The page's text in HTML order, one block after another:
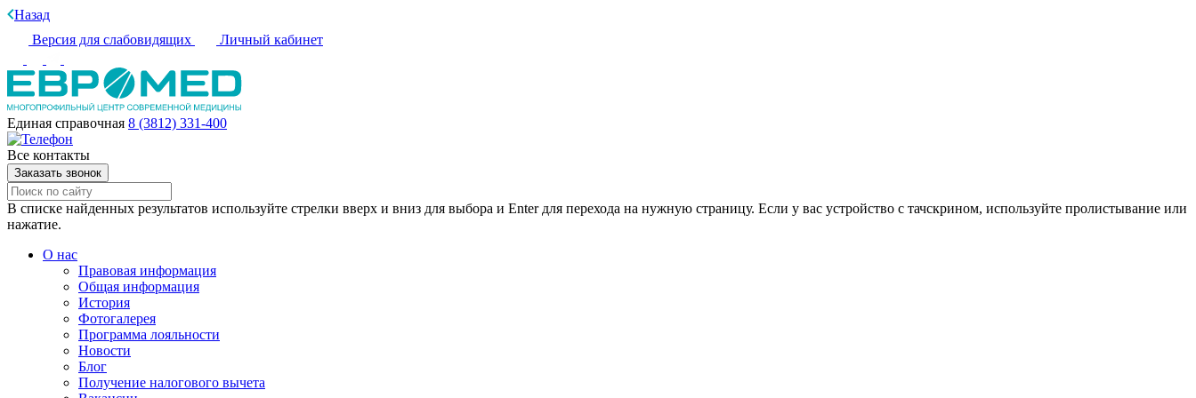
Назад
Версия для слабовидящих
Личный кабинет
Единая справочная 8 (3812) 331-400
Все контакты
Заказать звонок
В списке найденных результатов используйте стрелки вверх и вниз для выбора и Enter для перехода на нужную страницу. Если у вас устройство с тачскрином, используйте пролистывание или
нажатие.
О нас
Правовая информация
Общая информация
История
Фотогалерея
Программа лояльности
Новости
Блог
Получение налогового вычета